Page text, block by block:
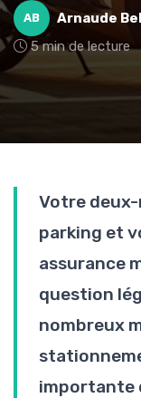
AB Arnaude
5 min de lecture
Votre
parking et
assurance
question
nombreux
importante